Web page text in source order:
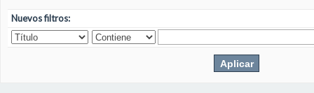
Nuevos filtros: